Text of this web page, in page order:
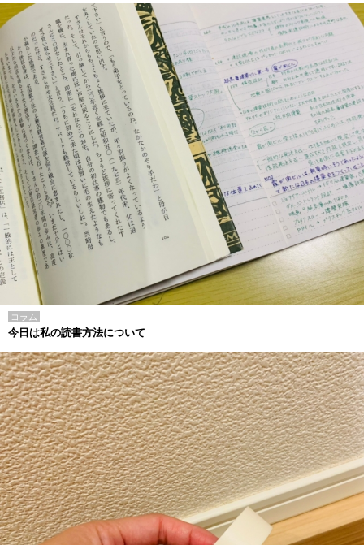
コラム
今日は私の読書方法について